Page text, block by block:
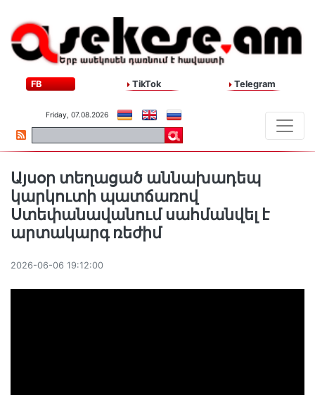
FB TikTok Telegram
Friday, 07.08.2026
Այսօր տեղացած աննախադեպ
կարկուտի պատճառով
Ստեփանավանում սահմանվել է
արտակարգ ռեժիմ
2026-06-06 19:12:00